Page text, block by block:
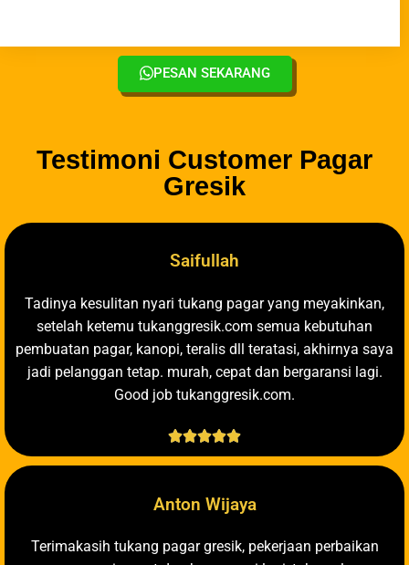
PESAN SEKARANG
Testimoni Customer Pagar
Gresik
Saifullah
Tadinya kesulitan nyari tukang pagar yang meyakinkan,
setelah ketemu tukanggresik.com semua kebutuhan
pembuatan pagar, kanopi, teralis dll teratasi, akhirnya saya
jadi pelanggan tetap. murah, cepat dan bergaransi lagi.
Good job tukanggresik.com.

Anton Wijaya
Terimakasih tukang pagar gresik, pekerjaan perbaikan